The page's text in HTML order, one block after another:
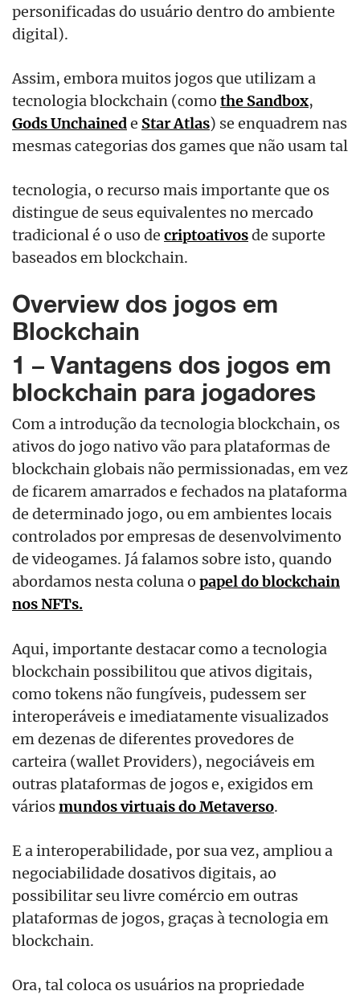
personificadas do usuário dentro do ambiente
digital).
Assim, embora muitos jogos que utilizam a
tecnologia blockchain (como the Sandbox,
Gods Unchainede Star Atlas) se enquadrem nas
mesmas categorias dos games que não usam tal
tecnologia, o recurso mais importante que os
distingue de seus equivalentes no mercado
tradicional é o uso de criptoativosde suporte
baseados em blockchain.
Overview dos jogos em
Blockchain
1 – Vantagens dos jogos em
blockchain para jogadores
Com a introdução da tecnologia blockchain, os
ativos do jogo nativo vão para plataformas de
blockchain globais não permissionadas, em vez
de ficarem amarrados e fechados na plataforma
de determinado jogo, ou em ambientes locais
controlados por empresas de desenvolvimento
de videogames. Já falamos sobre isto, quando
abordamos nesta coluna o papel do blockchain
nos NFTs.
Aqui, importante destacar como a tecnologia
blockchain possibilitou que ativos digitais,
como tokens não fungíveis, pudessem ser
interoperáveis e imediatamente visualizados
em dezenas de diferentes provedores de
carteira (wallet Providers), negociáveis em
outras plataformas de jogos e, exigidos em
váriosmundos virtuais do Metaverso.
E a interoperabilidade, por sua vez, ampliou a
negociabilidade dosativos digitais, ao
possibilitar seu livre comércio em outras
plataformas de jogos, graças à tecnologia em
blockchain.
Ora, tal coloca os usuários na propriedade